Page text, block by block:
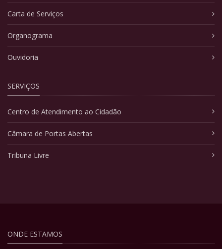
Carta de Serviços
Organograma
Ouvidoria
SERVIÇOS
Centro de Atendimento ao Cidadão
Câmara de Portas Abertas
Tribuna Livre
ONDE ESTAMOS